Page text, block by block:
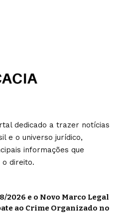
dedicado a trazer notícias
e o universo jurídico,
informações que
o direito.
2026 e o Novo Marco Legal
ao Crime Organizado no